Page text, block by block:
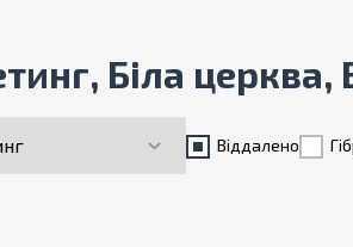
Біла церква,
Віддалено